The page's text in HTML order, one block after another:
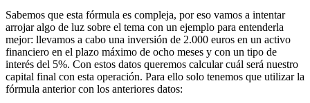
Sabemos que esta fórmula es compleja, por eso vamos a intentar
arrojar algo de luz sobre el tema con un ejemplo para entenderla
mejor: llevamos a cabo una inversión de 2.000 euros en un activo
financiero en el plazo máximo de ocho meses y con un tipo de
interés del 5%. Con estos datos queremos calcular cuál será nuestro
capital final con esta operación. Para ello solo tenemos que utilizar la
fórmula anterior con los anteriores datos: